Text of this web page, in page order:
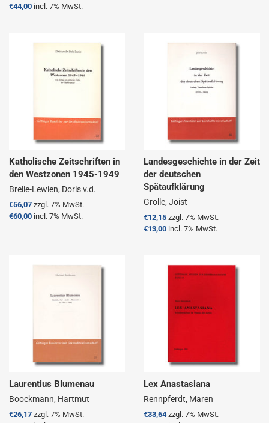
Preis
€44,00 incl. 7% MwSt.
Katholische Zeitschriften in
den Westzonen 1945-1949
Brelie-Lewien, Doris v.d.
Normaler
Preis
€56,07 zzgl. 7% MwSt.
€60,00 incl. 7% MwSt.
Landesgeschichte in der Zeit
der deutschen
Spätaufklärung
Grolle, Joist
Normaler
Preis
€12,15 zzgl. 7% MwSt.
€13,00 incl. 7% MwSt.
Laurentius Blumenau
Boockmann, Hartmut
Normaler
€26,17 zzgl. 7% MwSt.
Lex Anastasiana
Rennpferdt, Maren
Normaler
€33,64zzgl. 7% MwSt.